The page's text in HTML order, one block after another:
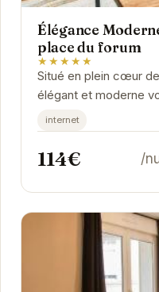
Élégance
place du forum
★★★★★
Situé en plein cœur
élégant et moderne
idéal pour explorer la
internet
114€ /